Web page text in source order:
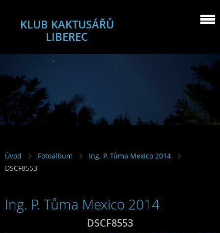
KLUB KAKTUSÁŘŮ
LIBEREC
Úvod Fotoalbum
Ing. P. Tůma Mexico 2014
DSCF8553
Ing. P. Tůma Mexico 2014
DSCF8553